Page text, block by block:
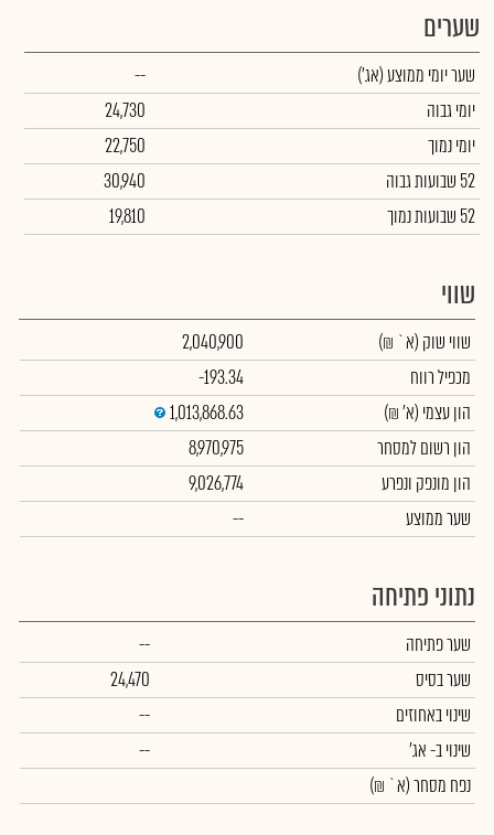
שערים
שער יומי ממוצע(אג')
--
יומי גבוה
24,730
יומי נמוך
22,750
52 שבועות גבוה
30,940
52 שבועות נמוך
19,810
שווי
שווי שוק (א` ₪)
2,040,900
מכפיל רווח
-193.34
הון עצמי (א' ₪)
1,013,868.63
הון רשום למסחר
8,970,975
הון מונפק ונפרע
9,026,774
שער ממוצע
--
נתוני פתיחה
שער פתיחה
--
שער בסיס
24,470
שינוי באחוזים
--
שינויב- אג'
--
נפח מסחר(א` ₪)